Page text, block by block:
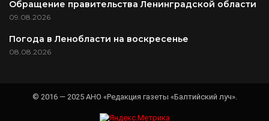
Обращение правительства Ленинградской области
09.08.2026
Погода в Ленобласти на воскресенье
08.08.2026
© 2016 — 2025 АНО «Редакция газеты «Балтийский луч».